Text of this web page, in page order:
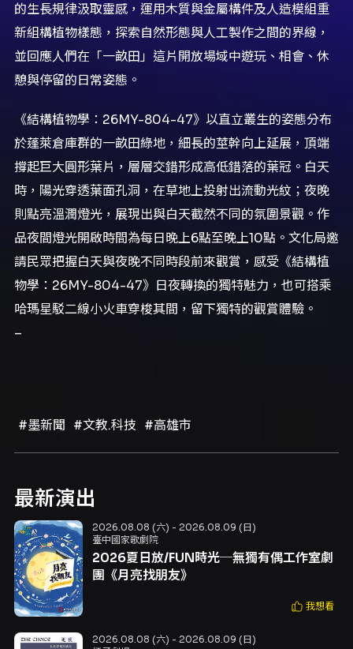
的生長規律汲取靈感， 運用木質與金屬構件及人造模組重
新組構植物樣態， 探索自然形態與人工製作之間的界線，
並回應人們在「一畝田」 這片開放場域中遊玩、相會、休
憩與停留的日常姿態。
《結構植物學：26MY-804-47》 以直立叢生的姿態分布
於蓬萊倉庫群的一畝田綠地， 細長的莖幹向上延展，頂端
撐起巨大圓形葉片， 層層交錯形成高低錯落的葉冠。白天
時，陽光穿透葉面孔洞， 在草地上投射出流動光紋；夜晚
則點亮溫潤燈光， 展現出與白天截然不同的氛圍景觀。 作
品夜間燈光開啟時間為每日晚上6點至晚上10點。 文化局邀
請民眾把握白天與夜晚不同時段前來觀賞，感受《結構植
物學：26MY-804-47》日夜轉換的獨特魅力， 也可搭乘
哈瑪星駁二線小火車穿梭其間，留下獨特的觀賞體驗。
–
#墨新聞 #文教.科技 #高雄市
最新演出
2026.08.08 (六) - 2026.08.09 (日)
臺中國家歌劇院
2026夏日放/FUN時光─無獨有偶工作室劇
團《月亮找朋友》
我想看
2026.08.08 (六) - 2026.08.09 (日)